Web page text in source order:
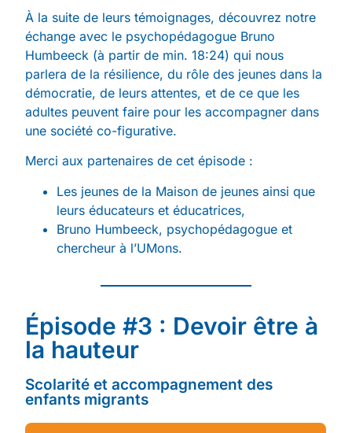
À la suite de leurs témoignages, découvrez notre
échange avec le psychopédagogue Bruno
Humbeeck (à partir de min. 18:24) qui nous
parlera de la résilience, du rôle des jeunes dans la
démocratie, de leurs attentes, et de ce que les
adultes peuvent faire pour les accompagner dans
une société co-figurative.
Merci aux partenaires de cet épisode :
Les jeunes de la Maison de jeunes ainsi que
leurs éducateurs et éducatrices,
Bruno Humbeeck, psychopédagogue et
chercheur à l’UMons.
Épisode #3 : Devoir être à
la hauteur
Scolarité et accompagnement des
enfants migrants